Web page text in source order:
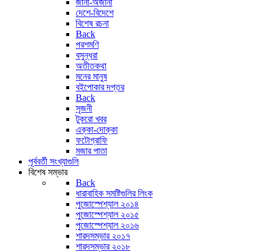
জানা-অজানা
দেশে-বিদেশে
বিশেষ রচনা
Back
পরশমণি
বসুন্ধরা
অতীতকথা
মনের মানুষ
বইপোকার দপ্তর
Back
সৃজনী
টুকরো খবর
এক্কা-দোক্কা
ফটোগ্রাফি
মজার পাতা
পূর্ববর্তী সংখ্যাগুলি
বিশেষ সম্ভার
Back
ধারাবাহিক সমষ্টিগুলির লিংক
পুজোস্পেশ্যাল ২০১৪
পুজোস্পেশ্যাল ২০১৫
পুজোস্পেশ্যাল ২০১৬
শারদসম্ভার ২০১৭
শারদসম্ভার ২০১৮